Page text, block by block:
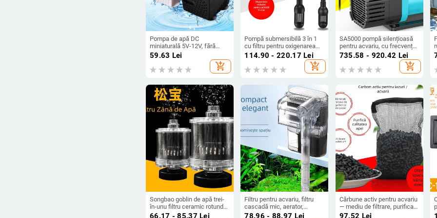
Pompa de apă DC
miniaturală 5V-12V, fără
perii, submersibilă, pentru
acvariu, fântână și dozator
de apă pentru animale de
59.63 Lei
add_shopping_cart
Pompă submersibilă 3 în 1
cu filtru pentru oxigenarea
acvariului, silențioasă și
114.90 - 220.17 Lei
add_shopping_cart
SA5000 pompă silențioasă
pentru acvariu, cu frecvență
variabilă, pompă cu utilizare
dublă pentru acvariu și iaz,
aspirație redusă, compactă
735.58 - 920.42 Lei
add_shopping_cart
Songbao goblin de apă trei-
în-unu filtru ceramic rotund
acvariu de pește mic acvariu
66.17 - 85.37 Lei
Filtru pentru acvariu, filtru
cascadă mic, aerator,
acvariu, montat pe perete,
78.96 - 88.97 Lei
Cărbune activ pentru acvariu
— mediu de filtrare, purificare
a apei, adsorbție, eliminarea
97.52 Lei